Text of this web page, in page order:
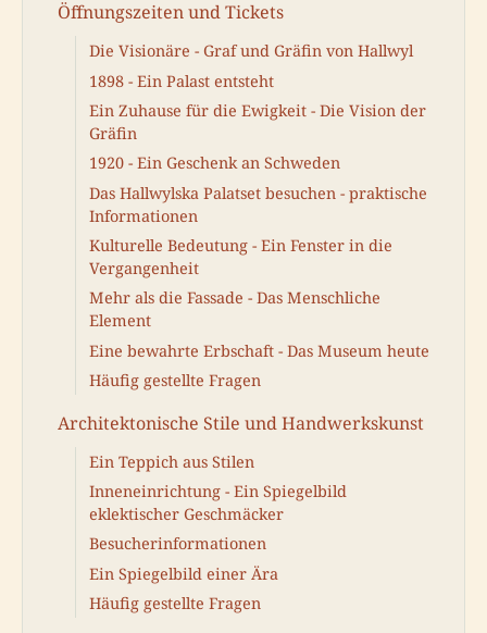
Öffnungszeiten und Tickets
Die Visionäre - Graf und Gräfin von Hallwyl
1898 - Ein Palast entsteht
Ein Zuhause für die Ewigkeit - Die Vision der
Gräfin
1920 - Ein Geschenk an Schweden
Das Hallwylska Palatset besuchen - praktische
Informationen
Kulturelle Bedeutung - Ein Fenster in die
Vergangenheit
Mehr als die Fassade - Das Menschliche
Element
Eine bewahrte Erbschaft - Das Museum heute
Häufig gestellte Fragen
Architektonische Stile und Handwerkskunst
Ein Teppich aus Stilen
Inneneinrichtung - Ein Spiegelbild
eklektischer Geschmäcker
Besucherinformationen
Ein Spiegelbild einer Ära
Häufig gestellte Fragen